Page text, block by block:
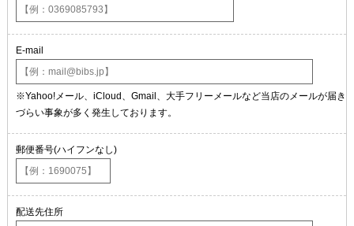
E-mail
※Yahoo!メール、iCloud、Gmail、大手フリーメールなど当店のメールが届き
づらい事象が多く発生しております。
郵便番号(ハイフンなし)
配送先住所